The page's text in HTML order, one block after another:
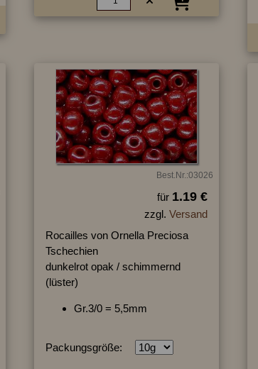
Best.Nr.:03026
für 1.19 €
zzgl. Versand
Rocailles von Ornella Preciosa
Tschechien
dunkelrot opak / schimmernd
(lüster)
Gr.3/0 = 5,5mm
Packungsgröße: